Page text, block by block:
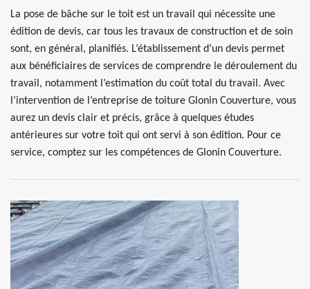
La pose de bâche sur le toit est un travail qui nécessite une
édition de devis, car tous les travaux de construction et de soin
sont, en général, planifiés. L’établissement d’un devis permet
aux bénéficiaires de services de comprendre le déroulement du
travail, notamment l’estimation du coût total du travail. Avec
l’intervention de l’entreprise de toiture Glonin Couverture, vous
aurez un devis clair et précis, grâce à quelques études
antérieures sur votre toit qui ont servi à son édition. Pour ce
service, comptez sur les compétences de Glonin Couverture.